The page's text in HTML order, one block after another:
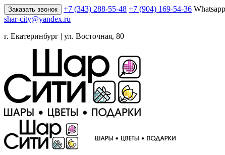
Заказать звонок +7 (343) 288-55-48 +7 (904) 169-54-36
shar-city@yandex.ru
г. Екатеринбург | ул. Восточная, 80